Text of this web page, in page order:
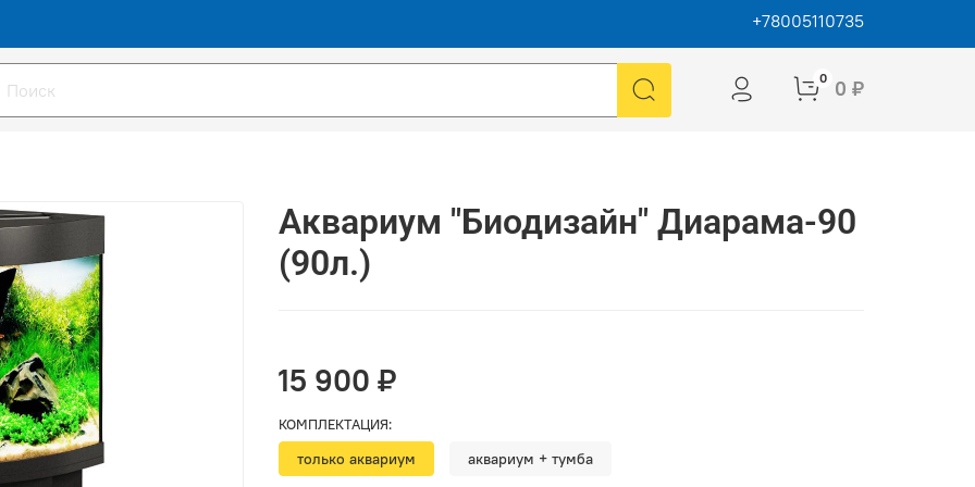
+78005110735
0 0 ₽
Аквариум "Биодизайн" Диарама-90
(90л.)
15 900 ₽
КОМПЛЕКТАЦИЯ:
только аквариум аквариум + тумба